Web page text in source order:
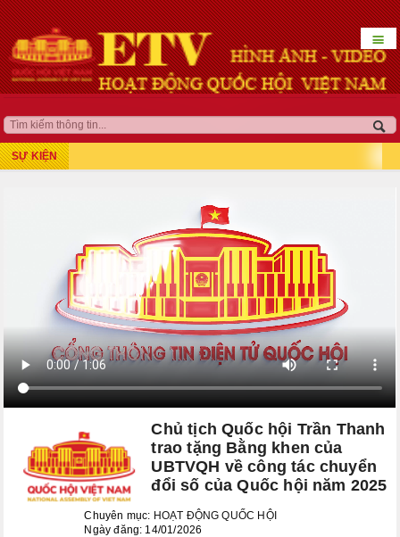
QUỐC HỘI KHÓA XV
Kỳ họp thứ 8
Kỳ họp thứ 10
Kỳ họp thứ 9
Kỳ họp bất thường lần thứ 9
Kỳ họp thứ 6
Kỳ họp thứ 5
KỲ HỌP BẤT THƯỜNG LẦN THỨ 2
☰
SỰ KIỆN
Chủ tịch Quốc hội Trần Thanh
trao tặng Bằng khen của
UBTVQH về công tác chuyển
đổi số của Quốc hội năm 2025
Chuyên mục: HOẠT ĐỘNG QUỐC HỘI
Ngày đăng: 14/01/2026